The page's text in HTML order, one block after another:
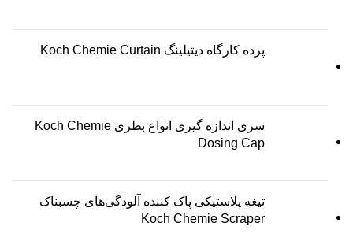
پرده کارگاه دیتیلینگ Koch Chemie Curtain
سری اندازه گیری انواع بطری Koch Chemie
Dosing Cap
تیغه پلاستیکی پاک کننده آلودگی‌های چسبناک
Koch Chemie Scraper